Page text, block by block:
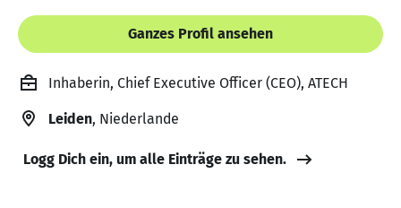
Ganzes Profil ansehen
Inhaberin, Chief Executive Officer (CEO), ATECH
Leiden, Niederlande
Logg Dich ein, um alle Einträge zu sehen.